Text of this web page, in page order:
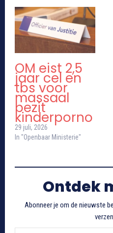
OM eist 2,5
jaar cel en
tbs voor
massaal
bezit
kinderporno
29 juli, 2026
In "Openbaar Ministerie"
Ontdek
Abonneer je om de nieuwste
Typ je e-mail...